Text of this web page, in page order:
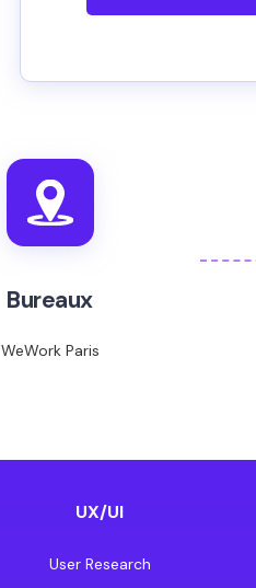
Bureaux
WeWork Paris
UX/UI
User Research